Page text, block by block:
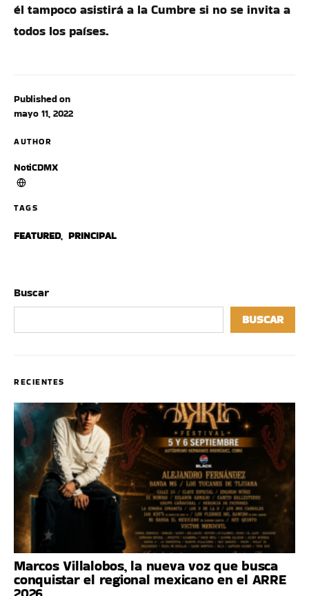
Published on
mayo 11, 2022
AUTHOR
NotiCDMX
TAGS
FEATURED, PRINCIPAL
él tampoco asistirá a la Cumbre si no se invita a
todos los países.
Buscar
BUSCAR
RECIENTES
Marcos Villalobos, la nueva voz que busca
conquistar el regional mexicano en el ARRE